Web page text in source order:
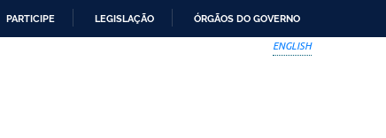
PARTICIPE LEGISLAÇÃO ÓRGÃOS DO GOVERNO
ENGLISH